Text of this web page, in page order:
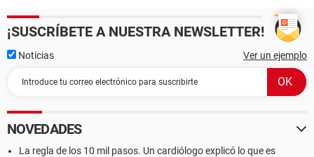
¡SUSCRÍBETE A NUESTRA NEWSLETTER!
Noticias Ver un ejemplo
NOVEDADES
La regla de los 10 mil pasos. Un cardiólogo explicó lo que es